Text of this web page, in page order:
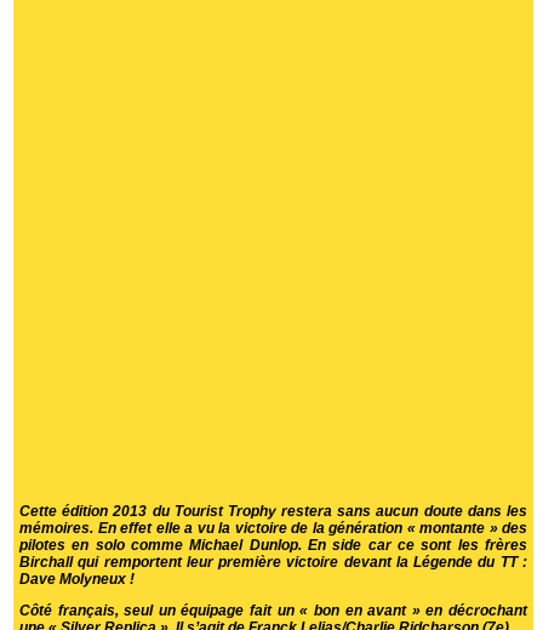
Cette édition 2013 du Tourist Trophy restera sans aucun doute dans les
mémoires. En effet elle a vu la victoire de la génération « montante » des
pilotes en solo comme Michael Dunlop. En side car ce sont les frères
Birchall qui remportent leur première victoire devant la Légende du TT :
Dave Molyneux !
Côté français, seul un équipage fait un « bon en avant » en décrochant